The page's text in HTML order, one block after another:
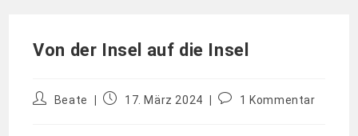
Von der Insel auf die Insel
Beate 17. März 2024 1 Kommentar